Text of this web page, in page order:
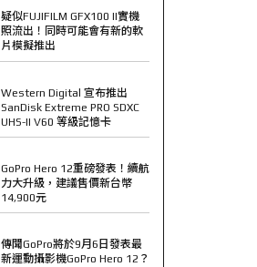
疑似FUJIFILM GFX100 II實機
照流出！同時可能會有新的軟
片模擬推出
Western Digital 宣布推出
SanDisk Extreme PRO SDXC
UHS-II V60 等級記憶卡
GoPro Hero 12重磅發表！續航
力大升級，建議售價新台幣
14,900元
傳聞GoPro將於9月6日發表最
新運動攝影機GoPro Hero 12？